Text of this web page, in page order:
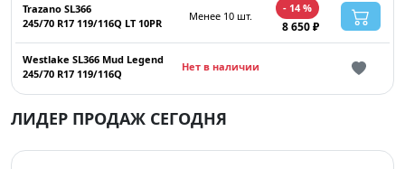
Trazano SL366
245/70 R17 119/116Q LT 10PR
Менее 10 шт.
- 14 %
8 650 ₽
Westlake SL366 Mud Legend
245/70 R17 119/116Q
Нет в наличии
ЛИДЕР ПРОДАЖ СЕГОДНЯ